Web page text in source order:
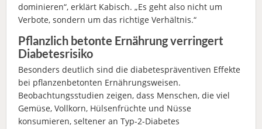
dominieren“, erklärt Kabisch. „Es geht also nicht um
Verbote, sondern um das richtige Verhältnis.“
Pflanzlich betonte Ernährung verringert
Diabetesrisiko
Besonders deutlich sind die diabetespräventiven Effekte
bei pflanzenbetonten Ernährungsweisen.
Beobachtungsstudien zeigen, dass Menschen, die viel
Gemüse, Vollkorn, Hülsenfrüchte und Nüsse
konsumieren, seltener an Typ-2-Diabetes